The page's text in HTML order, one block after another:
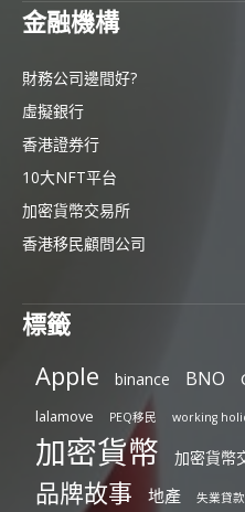
金融機構
財務公司邊間好?
虛擬銀行
香港證券行
10大NFT平台
加密貨幣交易所
香港移民顧問公司
標籤
Apple binance BNO
lalamove PEQ移民 working
加密貨幣 加密貨幣
品牌故事 地產 失業貸款